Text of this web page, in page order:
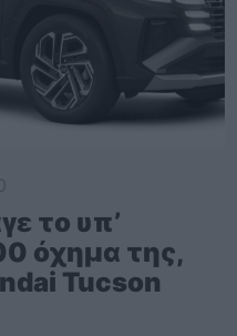
το υπ’
όχημα της,
Tucson